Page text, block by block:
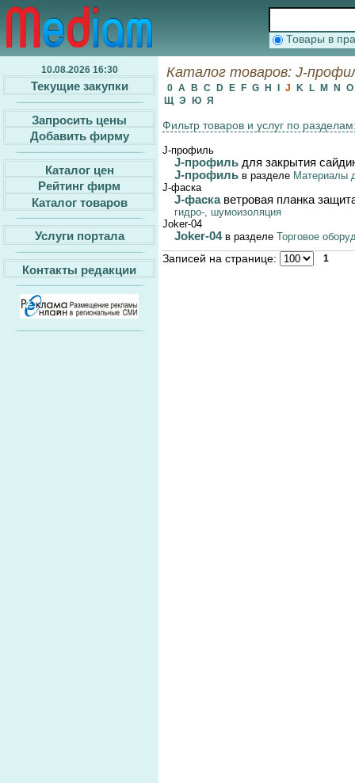
Товары в
10.08.2026 16:30
Текущие закупки
Запросить цены
Добавить фирму
Каталог цен
Рейтинг фирм
Каталог товаров
Услуги портала
Контакты редакции
Каталог товаров: J-
0 A B C D E F G H J K L M N
O
Щ Э Ю Я
Фильтр товаров и услуг по
J-профиль
J-профиль для закрытия
J-профиль в разделе Материалы
J-фаска
J-фаска ветровая планка
гидро-, шумоизоляция
Joker-04
Joker-04 в разделе Торговое
Записей на странице: 1